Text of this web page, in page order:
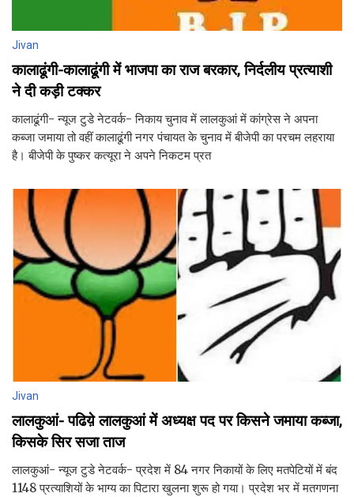
Jivan
कालाढूंगी-कालाढूंगी में भाजपा का राज बरकार, निर्दलीय प्रत्याशी
ने दी कड़ी टक्कर
कालाढूंगी- न्यूज टुडे नेटवर्क- निकाय चुनाव में लालकुआं में कांग्रेस ने अपना
कब्जा जमाया तो वहीं कालाढूंगी नगर पंचायत के चुनाव में बीजेपी का परचम लहराया
है। बीजेपी के पुष्कर कत्यूरा ने अपने निकटम प्रत
Jivan
लालकुआं- पढिय़े लालकुआं में अध्यक्ष पद पर किसने जमाया कब्जा,
किसके सिर सजा ताज
लालकुआं- न्यूज टुडे नेटवर्क- प्रदेश में 84 नगर निकायों के लिए मतपेटियों में बंद
1148 प्रत्याशियों के भाग्य का पिटारा खुलना शुरू हो गया। प्रदेश भर में मतगणना